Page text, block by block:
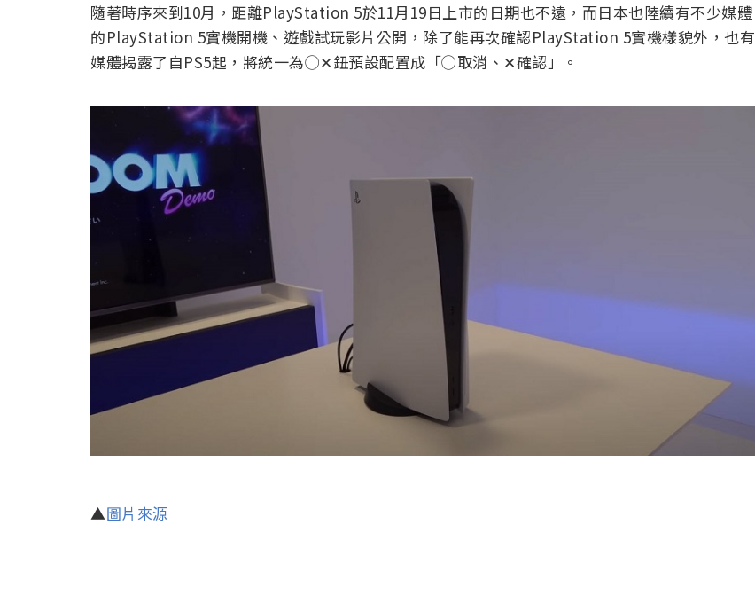
隨著時序來到10月，距離PlayStation 5於11月19日上市的日期也不遠，而日本也陸續有不少媒體
的PlayStation 5實機開機、遊戲試玩影片公開，除了能再次確認PlayStation 5實機樣貌外，也有
媒體揭露了自PS5起，將統一為◯✕鈕預設配置成「◯取消、✕確認」。
▲圖片來源